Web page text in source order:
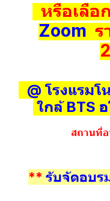
หรือเลือ
Zoom ร
@ โรงแรม
ใกล้ BTS
สถานที่อ
** รับจัดอบร